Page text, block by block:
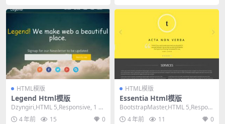
HTML模版
Legend Html模版
Dzyngiri,HTML 5,Responsive, 1 C
olumn,Dar...
4 年前 15 0
HTML模版
Essentia Html模版
BootstrapMaster,HTML 5,Respon
sive, 4 Col...
4 年前 11 0